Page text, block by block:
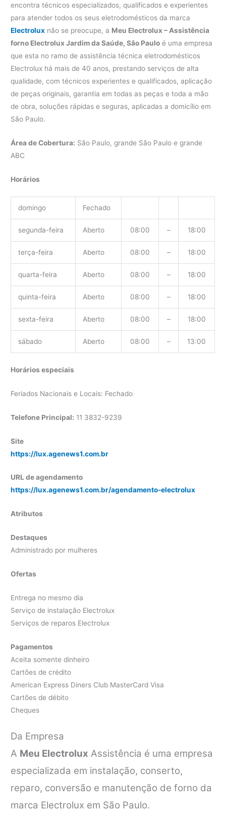
encontra técnicos especializados, qualificados e experientes
para atender todos os seus eletrodomésticos da marca
Electrolux não se preocupe, a Meu Electrolux – Assistência
forno Electrolux Jardim da Saúde, São Paulo é uma empresa
que esta no ramo de assistência técnica eletrodomésticos
Electrolux há mais de 40 anos, prestando serviços de alta
qualidade, com técnicos experientes e qualificados, aplicação
de peças originais, garantia em todas as peças e toda a mão
de obra, soluções rápidas e seguras, aplicadas a domicílio em
São Paulo.
Área de Cobertura: São Paulo, grande São Paulo e grande
ABC
Horários
domingo Fechado
segunda-feira Aberto 08:00 – 18:00
terça-feira Aberto 08:00 – 18:00
quarta-feira Aberto 08:00 – 18:00
quinta-feira Aberto 08:00 – 18:00
sexta-feira Aberto 08:00 – 18:00
sábado Aberto 08:00 – 13:00
Horários especiais
Feriados Nacionais e Locais: Fechado
Telefone Principal: 11 3832-9239
Site
https://lux.agenews1.com.br
URL de agendamento
https://lux.agenews1.com.br/agendamento-electrolux
Atributos
Destaques
Administrado por mulheres
Ofertas
Entrega no mesmo dia
Serviço de instalação Electrolux
Serviços de reparos Electrolux
Pagamentos
Aceita somente dinheiro
Cartões de crédito
American Express Diners Club MasterCard Visa
Cartões de débito
Cheques
Da Empresa
A Meu Electrolux Assistência é uma empresa
especializada em instalação, conserto,
reparo, conversão e manutenção de forno da
marca Electrolux em São Paulo.